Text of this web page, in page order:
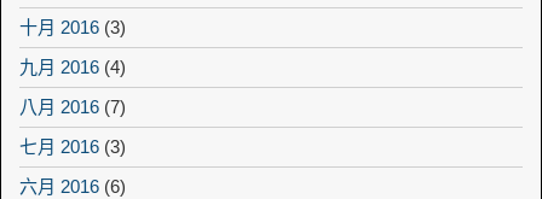
十月 2016 (3)
九月 2016 (4)
八月 2016 (7)
七月 2016 (3)
六月 2016 (6)